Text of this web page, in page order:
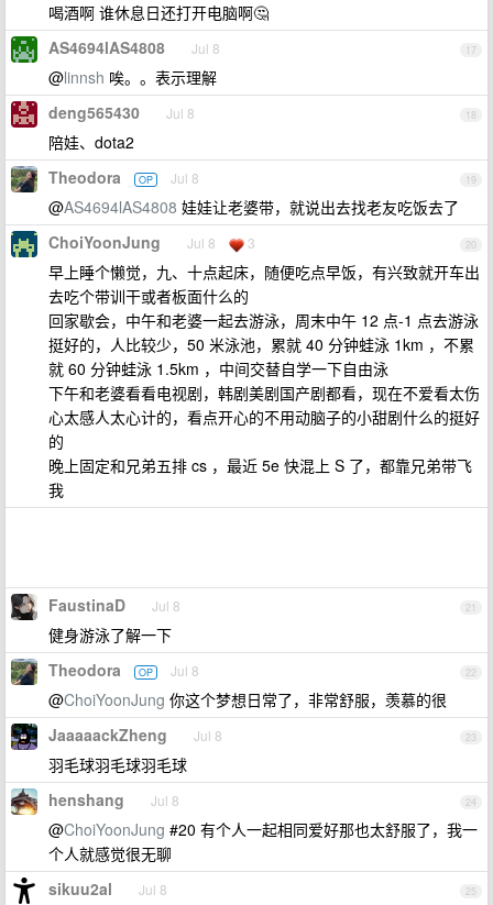
喝酒啊 谁休息日还打开电脑啊🤔
17
AS4694lAS4808 Jul 8
@linnsh 唉。。表示理解
18
deng565430 Jul 8
陪娃、dota2
19
Theodora OP Jul 8
@AS4694lAS4808 娃娃让老婆带，就说出去找老友吃饭去了
20
ChoiYoonJung Jul 8 3
早上睡个懒觉，九、十点起床，随便吃点早饭，有兴致就开车出
去吃个带训干或者板面什么的
回家歇会，中午和老婆一起去游泳，周末中午 12 点-1 点去游泳
挺好的，人比较少，50 米泳池，累就 40 分钟蛙泳 1km ，不累
就 60 分钟蛙泳 1.5km ，中间交替自学一下自由泳
下午和老婆看看电视剧，韩剧美剧国产剧都看，现在不爱看太伤
心太感人太心计的，看点开心的不用动脑子的小甜剧什么的挺好
的
晚上固定和兄弟五排 cs ，最近 5e 快混上 S 了，都靠兄弟带飞
我
21
FaustinaD Jul 8
健身游泳了解一下
22
Theodora OP Jul 8
@ChoiYoonJung 你这个梦想日常了，非常舒服，羡慕的很
23
JaaaaackZheng Jul 8
羽毛球羽毛球羽毛球
24
henshang Jul 8
@ChoiYoonJung #20 有个人一起相同爱好那也太舒服了，我一
个人就感觉很无聊
25
sikuu2al Jul 8